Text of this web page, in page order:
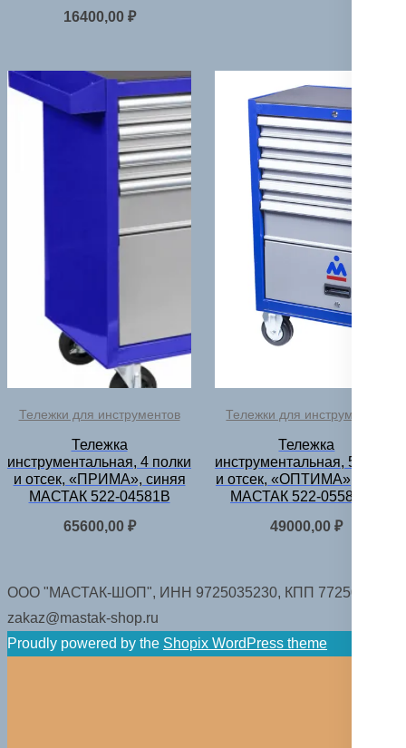
16400,00 ₽
Тележки для инструментов
Тележка
инструментальная, 4 полки
и отсек, «ПРИМА», синяя
МАСТАК 522-04581B
65600,00 ₽
Тележки для инструментов
Тележка
инструментальная, 5 полок
и отсек, «ОПТИМА», синяя
МАСТАК 522-05581MB
49000,00₽
ООО "МАСТАК-ШОП", ИНН 9725035230, КПП 772501001.
zakaz@mastak-shop.ru
Proudly powered by the Shopix WordPress theme